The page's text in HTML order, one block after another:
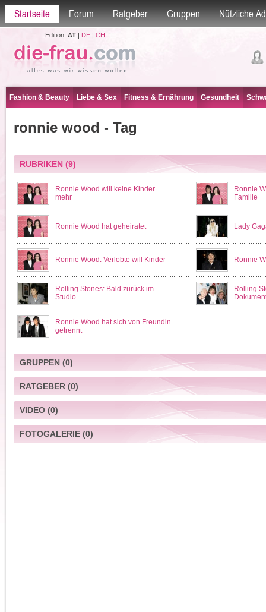
Startseite Forum Ratgeber Gruppen Nützliche
Edition: AT| DE| CH
Fashion & Beauty Liebe & Sex Fitness & Ernährung Gesundheit
ronnie wood - Tag
RUBRIKEN(9)
Ronnie Wood will keine Kinder
mehr
Ronnie
Familie
Ronnie Wood hat geheiratet Lady
Ronnie Wood: Verlobte will Kinder Ronnie
Rolling Stones: Bald zurück im
Studio
Rolling
Ronnie Wood hat sich von Freundin
getrennt
GRUPPEN(0)
RATGEBER(0)
VIDEO(0)
FOTOGALERIE(0)